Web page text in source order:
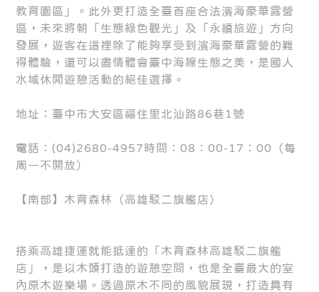
教育園區」。此外更打造全臺首座合法濱海豪華露營
區，未來將朝「生態綠色觀光」及「永續旅遊」方向
發展，遊客在這裡除了能夠享受到濱海豪華露營的難
得體驗，還可以盡情體會臺中海線生態之美，是國人
水域休閒遊憩活動的絕佳選擇。
地址：臺中市大安區福住里北汕路86巷1號
電話：(04)2680-4957時間：08：00-17：00（每
周一不開放）
【南部】木育森林（高雄駁二旗艦店）
搭乘高雄捷運就能抵達的「木育森林高雄駁二旗艦
店」，是以木頭打造的遊憩空間，也是全臺最大的室
內原木遊樂場。透過原木不同的風貌展現，打造具有